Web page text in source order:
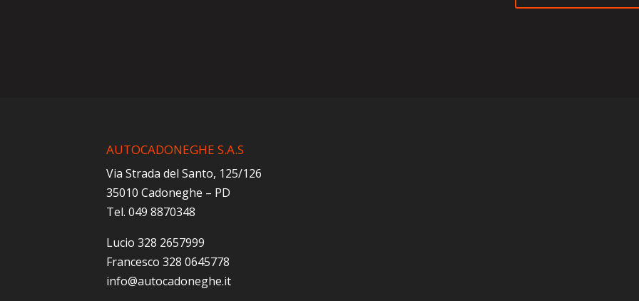
AUTOCADONEGHE S.A.S
Via Strada del Santo, 125/126
35010 Cadoneghe – PD
Tel. 049 8870348
Lucio 328 2657999
Francesco 328 0645778
info@autocadoneghe.it